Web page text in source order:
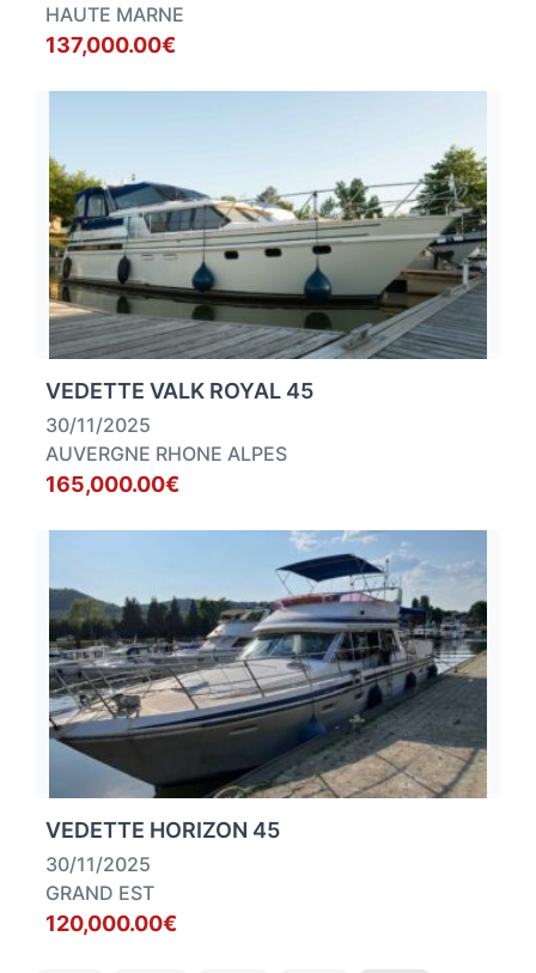
HAUTE MARNE
137,000.00€
VEDETTE VALK ROYAL 45
30/11/2025
AUVERGNE RHONE ALPES
165,000.00€
VEDETTE HORIZON 45
30/11/2025
GRAND EST
120,000.00€